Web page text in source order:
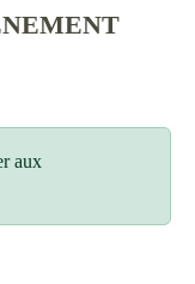
aux